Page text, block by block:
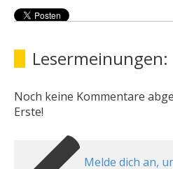
Lesermeinungen:
Noch keine Kommentare
Erste!
Melde dich an,